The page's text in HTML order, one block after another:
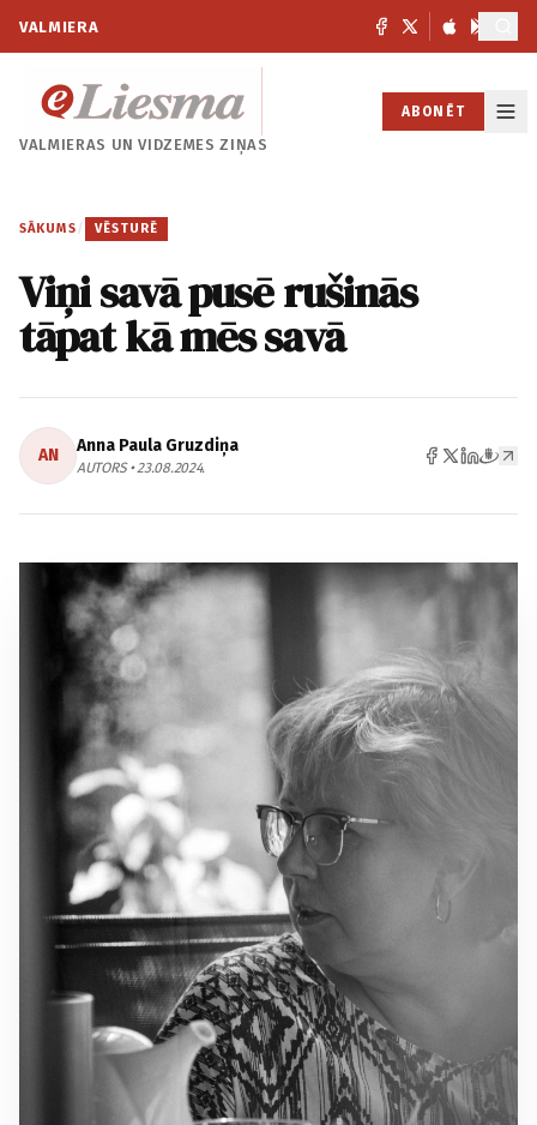
VALMIERA
VALMIERAS UNVIDZEMES ZIŅAS
ABONĒT
SĀKUMS / VĒSTURĒ
Viņi savā pusē rušinās
tāpat kā mēs savā
AN Anna Paula Gruzdiņa
AUTORS • 23.08.2024.